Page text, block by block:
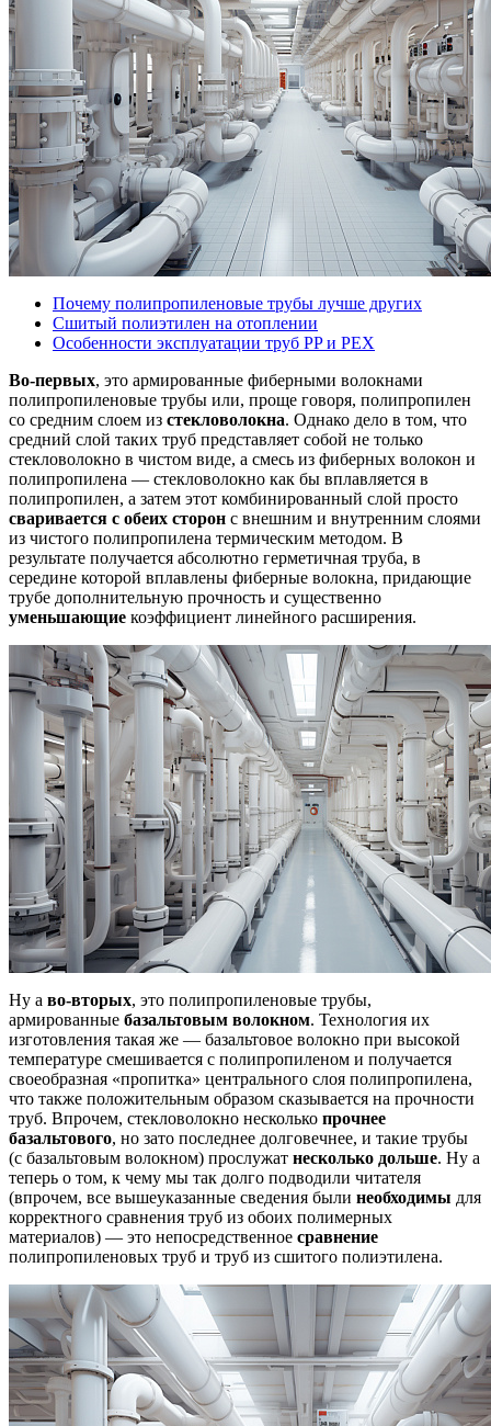
Почему полипропиленовые трубы лучше других
Сшитый полиэтилен на отоплении
Особенности эксплуатации труб PP и PEX
Во-первых, это армированные фиберными волокнами
полипропиленовые трубы или, проще говоря, полипропилен
со средним слоем из стекловолокна. Однако дело в том, что
средний слой таких труб представляет собой не только
стекловолокно в чистом виде, а смесь из фиберных волокон и
полипропилена — стекловолокно как бы вплавляется в
полипропилен, а затем этот комбинированный слой просто
сваривается с обеих сторон с внешним и внутренним слоями
из чистого полипропилена термическим методом. В
результате получается абсолютно герметичная труба, в
середине которой вплавлены фиберные волокна, придающие
трубе дополнительную прочность и существенно
уменьшающие коэффициент линейного расширения.
Ну а во-вторых, это полипропиленовые трубы,
армированные базальтовым волокном. Технология их
изготовления такая же — базальтовое волокно при высокой
температуре смешивается с полипропиленом и получается
своеобразная «пропитка» центрального слоя полипропилена,
что также положительным образом сказывается на прочности
труб. Впрочем, стекловолокно несколько прочнее
базальтового, но зато последнее долговечнее, и такие трубы
(с базальтовым волокном) прослужат несколько дольше. Ну а
теперь о том, к чему мы так долго подводили читателя
(впрочем, все вышеуказанные сведения были необходимы для
корректного сравнения труб из обоих полимерных
материалов) — это непосредственное сравнение
полипропиленовых труб и труб из сшитого полиэтилена.